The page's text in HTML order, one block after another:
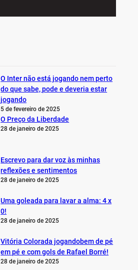
O Inter não está jogando nem perto
do que sabe, pode e deveria estar
jogando
5 de fevereiro de 2025
O Preço da Liberdade
28 de janeiro de 2025
Escrevo para dar voz às minhas
reflexões e sentimentos
28 de janeiro de 2025
Uma goleada para lavar a alma: 4 x
0!
28 de janeiro de 2025
Vitória Colorada jogandobem de pé
em pé e com gols de Rafael Borré!
28 de janeiro de 2025